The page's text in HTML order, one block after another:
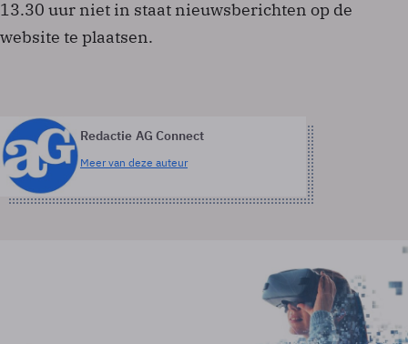
13.30 uur niet in staat nieuwsberichten op de
website te plaatsen.
Redactie AG Connect
Meer van deze auteur